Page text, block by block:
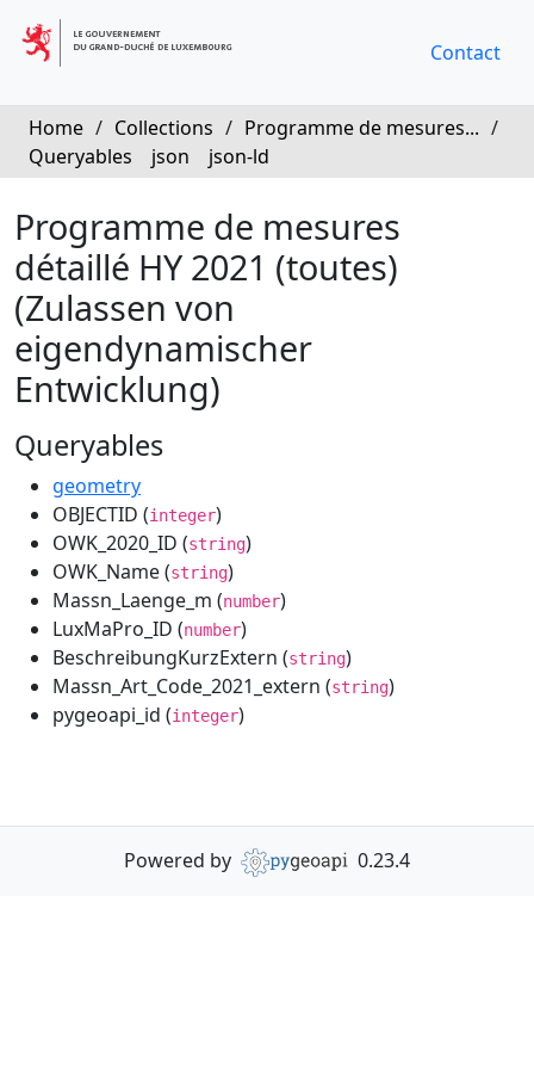
Contact
Home / Collections / Programme de mesures... /
Queryables
json json-ld
Programme de mesures
détaillé HY 2021 (toutes)
(Zulassen von
eigendynamischer
Entwicklung)
Queryables
geometry
OBJECTID (integer)
OWK_2020_ID (string)
OWK_Name (string)
Massn_Laenge_m (number)
LuxMaPro_ID (number)
BeschreibungKurzExtern (string)
Massn_Art_Code_2021_extern (string)
pygeoapi_id (integer)
Powered by 0.23.4